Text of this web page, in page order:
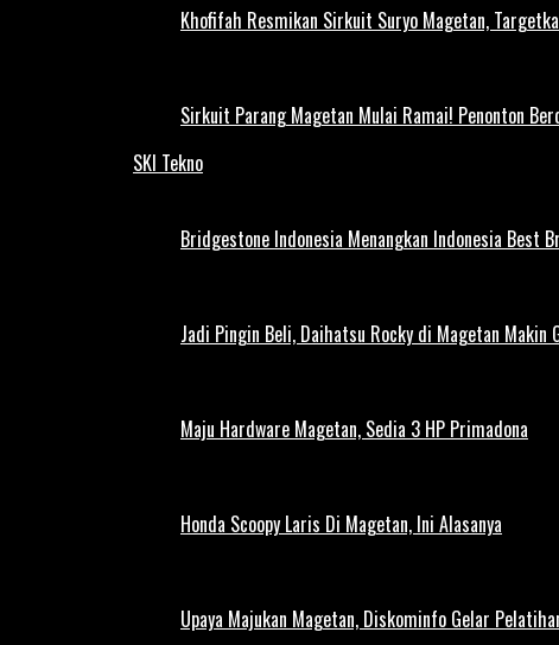
Khofifah Resmikan Sirkuit Suryo Magetan,
Sirkuit Parang Magetan Mulai Ramai! Penonton
SKI Tekno
Bridgestone Indonesia Menangkan Indonesia Best
Jadi Pingin Beli, Daihatsu Rocky di Magetan Makin
Maju Hardware Magetan, Sedia 3 HP Primadona
Honda Scoopy Laris Di Magetan, Ini Alasanya
Upaya Majukan Magetan, Diskominfo Gelar